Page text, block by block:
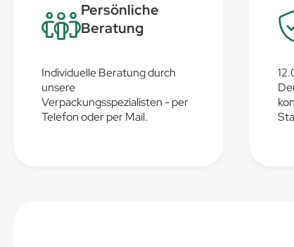
Persönliche
Beratung
Individuelle Beratung durch
unsere
Verpackungsspezialisten - per
Telefon oder per Mail.